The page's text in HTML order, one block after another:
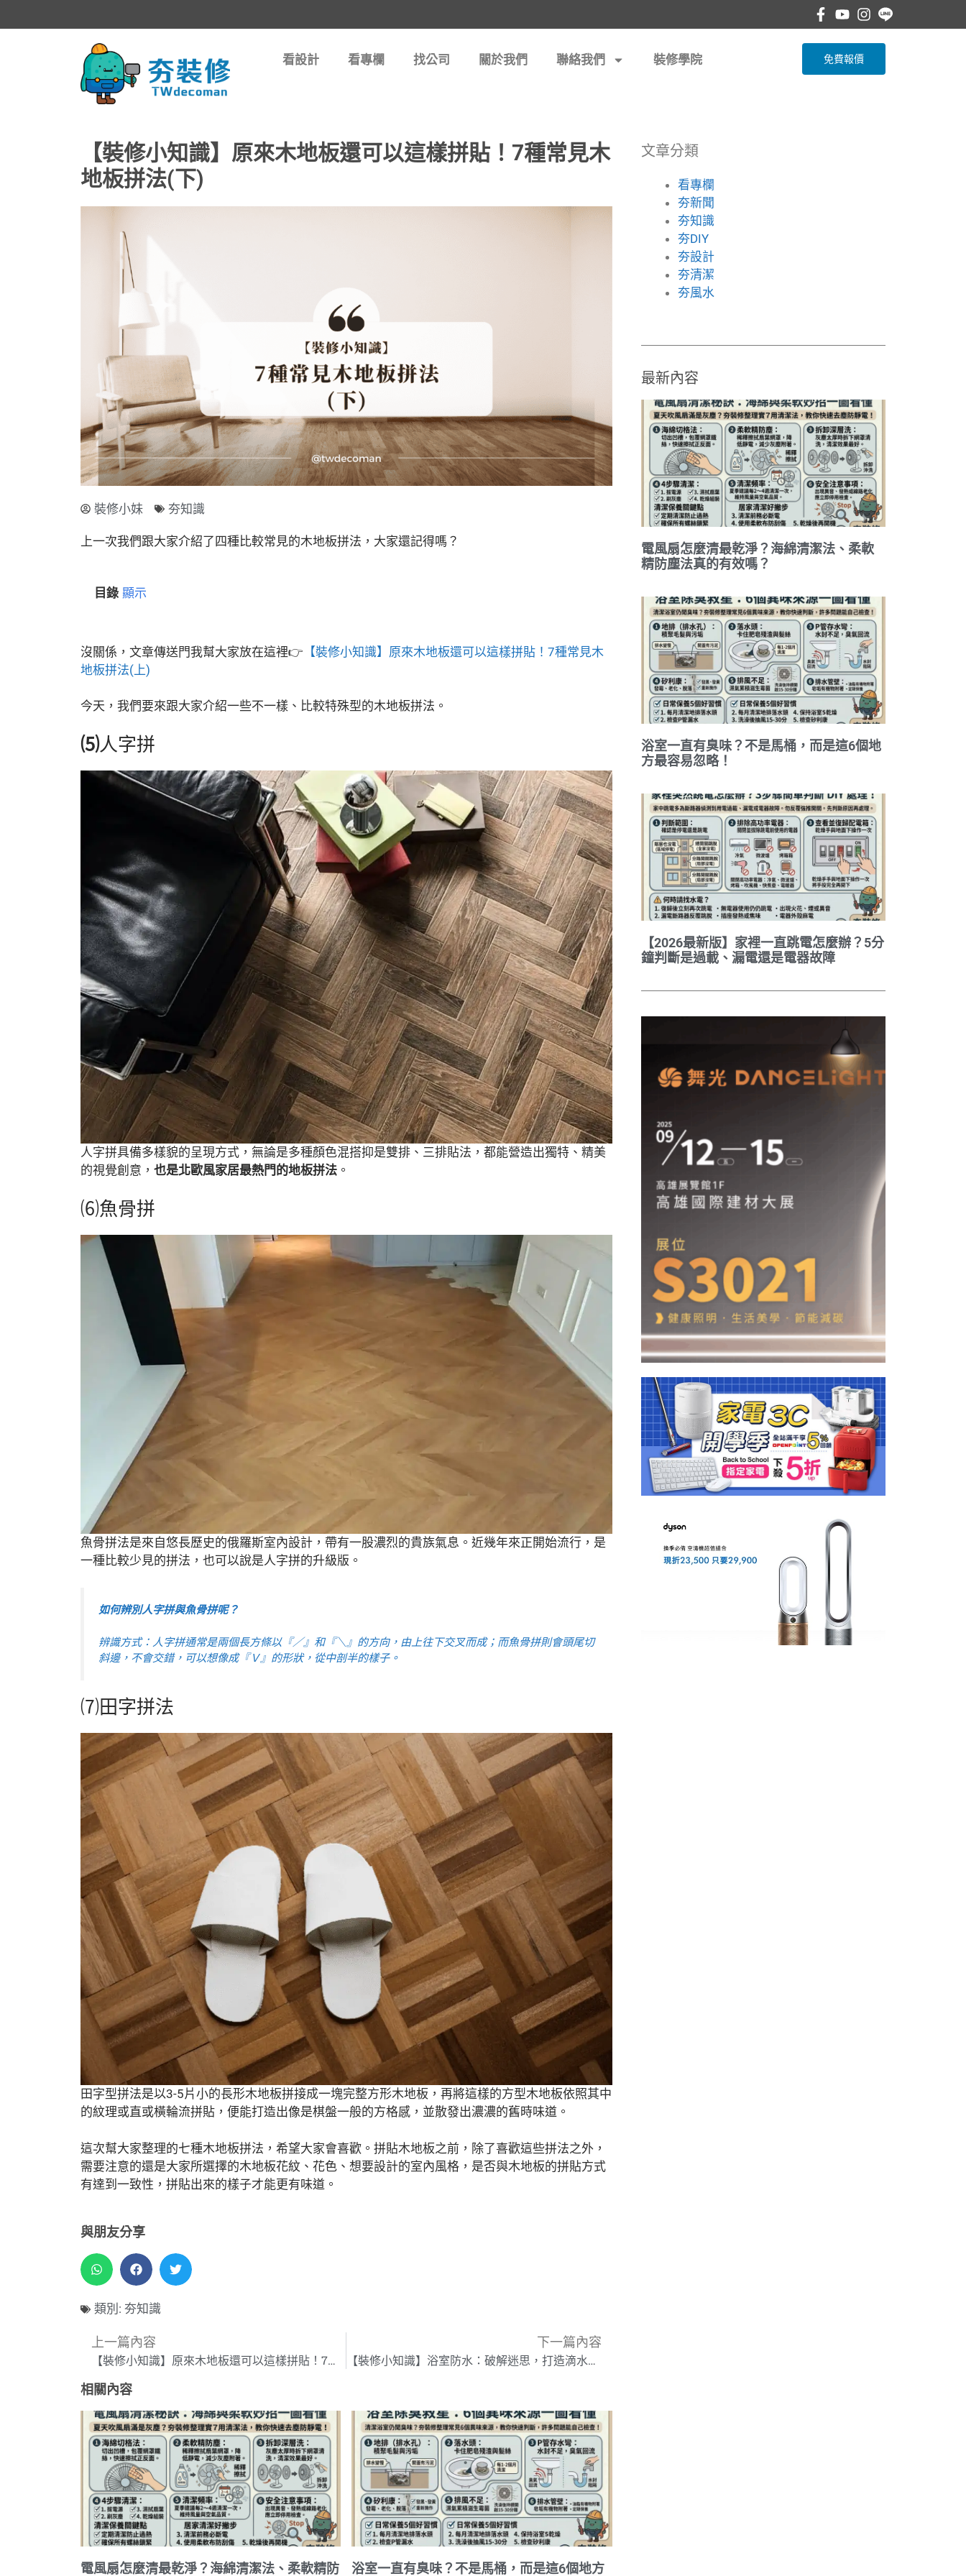
看設計 看專欄 找公司 關於我們 聯絡我們 裝修學院 免費報價
【裝修小知識】原來木地板還可以這樣拼貼！7種常見木
地板拼法(下)
裝修小妹 夯知識
上一次我們跟大家介紹了四種比較常見的木地板拼法，大家還記得嗎？
目錄 顯示
沒關係，文章傳送門我幫大家放在這裡👉 【裝修小知識】原來木地板還可以這樣拼貼！7種常見木
地板拼法(上)
今天，我們要來跟大家介紹一些不一樣、比較特殊型的木地板拼法。
⑸人字拼
人字拼具備多樣貌的呈現方式，無論是多種顏色混搭抑是雙排、三排貼法，都能營造出獨特、精美
的視覺創意， 也是北歐風家居最熱門的地板拼法 。
⑹魚骨拼
魚骨拼法是來自悠長歷史的俄羅斯室內設計，帶有一股濃烈的貴族氣息。近幾年來正開始流行，是
一種比較少見的拼法，也可以說是人字拼的升級版。
如何辨別人字拼與魚骨拼呢？
辨識方式：人字拼通常是兩個長方條以『／』和『＼』的方向，由上往下交叉而成；而魚骨拼則會頭尾切
斜邊，不會交錯，可以想像成『Ｖ』的形狀，從中剖半的樣子。
⑺田字拼法
田字型拼法是以3-5片小的長形木地板拼接成一塊完整方形木地板，再將這樣的方型木地板依照其中
的紋理或直或橫輪流拼貼，便能打造出像是棋盤一般的方格感，並散發出濃濃的舊時味道。
這次幫大家整理的七種木地板拼法，希望大家會喜歡。拼貼木地板之前，除了喜歡這些拼法之外，
需要注意的還是大家所選擇的木地板花紋、花色、想要設計的室內風格，是否與木地板的拼貼方式
有達到一致性，拼貼出來的樣子才能更有味道。
與朋友分享
類別: 夯知識
上一篇內容
【裝修小知識】原來木地板還可以這樣拼貼！7種常見木地板拼法(上)
下一篇內容
【裝修小知識】浴室防水：破解迷思，打造滴水不漏的衛浴空間
相關內容
電風扇怎麼清最乾淨？海綿清潔法、柔軟精防
浴室一直有臭味？不是馬桶，而是這6個地方
文章分類
看專欄
夯新聞
夯知識
夯DIY
夯設計
夯清潔
夯風水
最新內容
電風扇怎麼清最乾淨？海綿清潔法、柔軟
精防塵法真的有效嗎？
浴室一直有臭味？不是馬桶，而是這6個地
方最容易忽略！
【2026最新版】家裡一直跳電怎麼辦？5分
鐘判斷是過載、漏電還是電器故障